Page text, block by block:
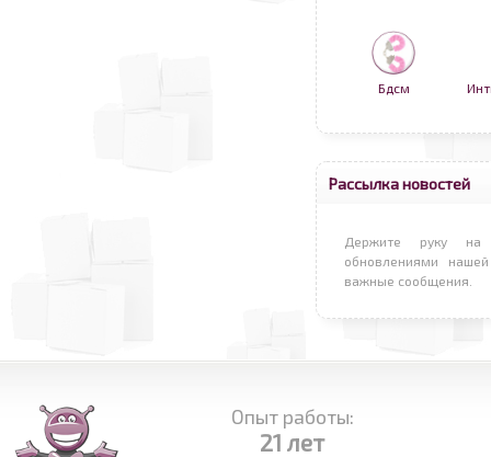
Бдсм
Рассылка новостей
Держите руку на
обновлениями
важные сообщения.
Опыт работы:
21 лет